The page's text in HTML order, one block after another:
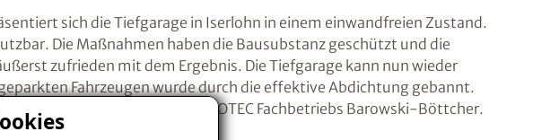
sich die Tiefgarage in Iserlohn in einem einwandfreien Zustand.
Die Maßnahmen haben die Bausubstanz geschützt und die
zufrieden mit dem Ergebnis. Die Tiefgarage kann nun wieder
Fahrzeugen wurde durch die effektive Abdichtung gebannt.
die Kompetenz des ISOTEC Fachbetriebs Barowski-Böttcher.